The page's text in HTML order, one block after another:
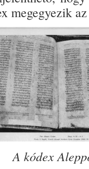
megegyezik
A kódex